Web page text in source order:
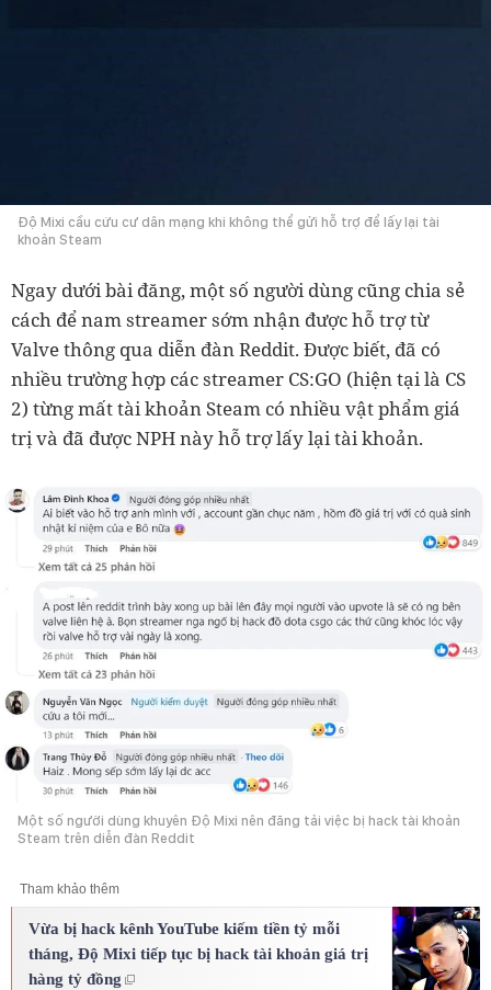
Độ Mixi cầu cứu cư dân mạng khi không thể gửi hỗ trợ để lấy lại tài
khoản Steam
Ngay dưới bài đăng, một số người dùng cũng chia sẻ
cách để nam streamer sớm nhận được hỗ trợ từ
Valve thông qua diễn đàn Reddit. Được biết, đã có
nhiều trường hợp các streamer CS:GO (hiện tại là CS
2) từng mất tài khoản Steam có nhiều vật phẩm giá
trị và đã được NPH này hỗ trợ lấy lại tài khoản.
Một số người dùng khuyên Độ Mixi nên đăng tải việc bị hack tài khoản
Steam trên diễn đàn Reddit
Tham khảo thêm
Vừa bị hack kênh YouTube kiếm tiền tỷ mỗi
tháng, Độ Mixi tiếp tục bị hack tài khoản giá trị
hàng tỷ đồng